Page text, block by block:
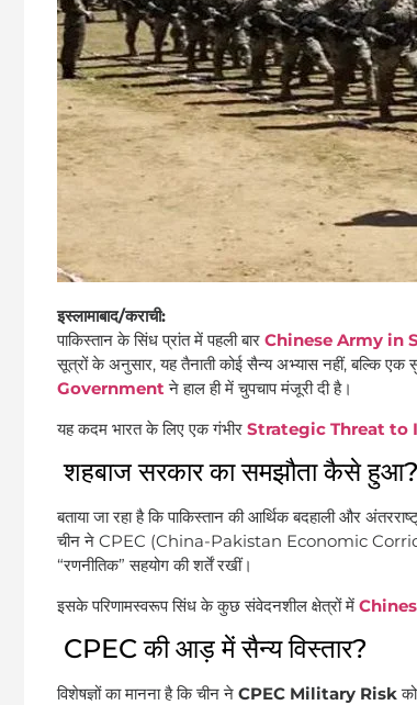
इस्लामाबाद/कराची:
पाकिस्तान के सिंध प्रांत में पहली बार Chinese Army in
सूत्रों के अनुसार, यह तैनाती कोई सैन्य अभ्यास नहीं, बल्कि एक
Governmentने हाल ही में चुपचाप मंजूरी दी है।
यह कदम भारत के लिए एक गंभीर Strategic Threat to
शहबाज सरकार का समझौता कैसे हुआ?
बताया जा रहा है कि पाकिस्तान की आर्थिक बदहाली और
चीन ने CPEC (China-Pakistan Economic Corridor)
“रणनीतिक” सहयोग की शर्तें रखीं।
इसके परिणामस्वरूप सिंध के कुछ संवेदनशील क्षेत्रों में
CPEC की आड़ में सैन्य विस्तार?
विशेषज्ञों का मानना है कि चीन ने CPEC Military Risk